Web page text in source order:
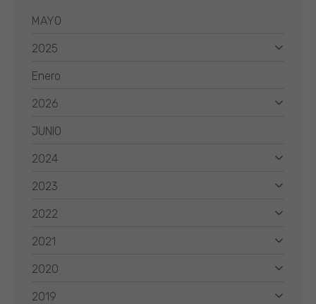
MAYO
2025
Enero
2026
JUNIO
2024
2023
2022
2021
2020
2019